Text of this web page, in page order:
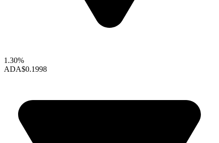
1.30%
ADA$0.1998